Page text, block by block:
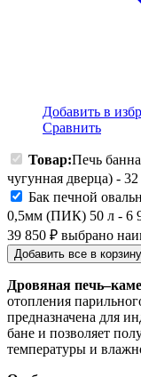
Добавить в
Сравнить
Товар:Печь
чугунная дверца) - 32
Бак печной
0,5мм (ПИК) 50 л - 6
39 850 ₽ выбрано
Добавить все в корзину
Дровяная
отопления
предназначена для
бане и позволяет
температуры и